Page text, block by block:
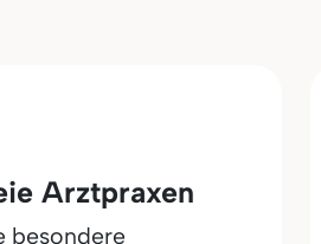
Arztpraxen
besondere